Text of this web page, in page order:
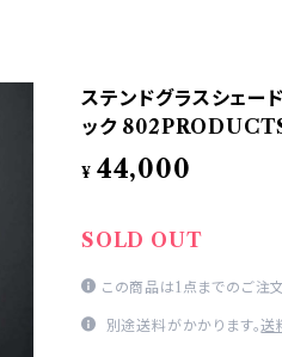
ステンドグラスシェ
ック 802PRODUCTS
¥ 44,000
SOLD OUT
この商品は1点までのご注
別途送料がかかります。送